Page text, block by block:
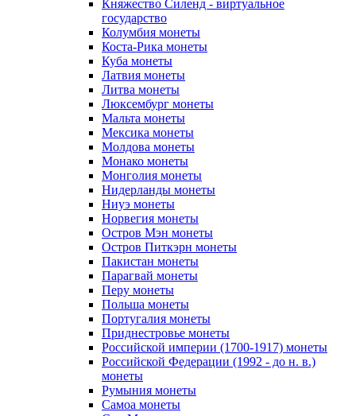
Княжество Силенд - виртуальное
государство
Колумбия монеты
Коста-Рика монеты
Куба монеты
Латвия монеты
Литва монеты
Люксембург монеты
Мальта монеты
Мексика монеты
Молдова монеты
Монако монеты
Монголия монеты
Нидерланды монеты
Ниуэ монеты
Норвегия монеты
Остров Мэн монеты
Остров Питкэрн монеты
Пакистан монеты
Парагвай монеты
Перу монеты
Польша монеты
Португалия монеты
Приднестровье монеты
Российской империи (1700-1917) монеты
Российской Федерации (1992 - до н. в.)
монеты
Румыния монеты
Самоа монеты